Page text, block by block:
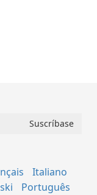
Italiano
Português